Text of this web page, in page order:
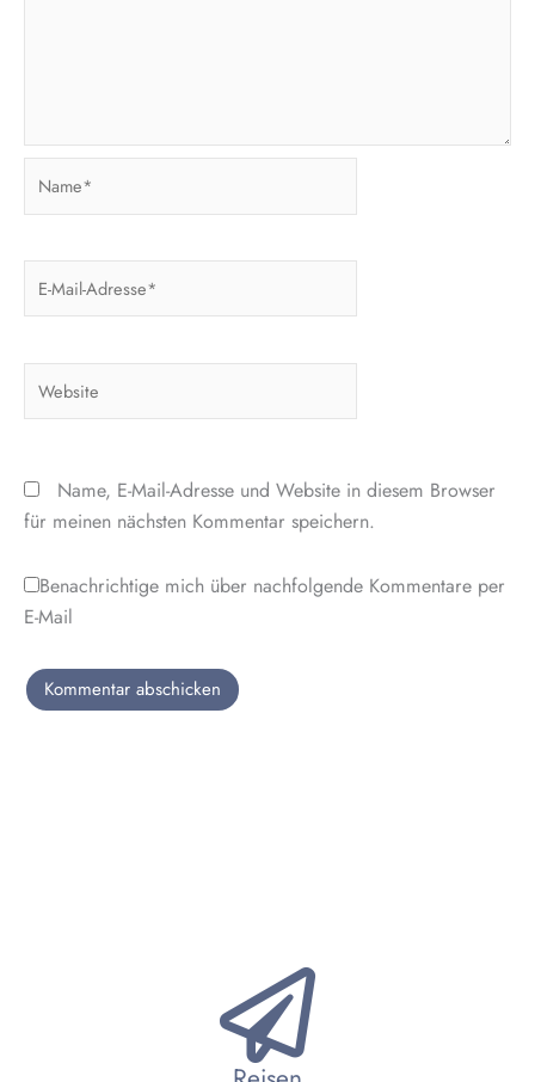
Name, E-Mail-Adresse und Website in diesem Browser
für meinen nächsten Kommentar speichern.
Benachrichtige mich über nachfolgende Kommentare per
E-Mail